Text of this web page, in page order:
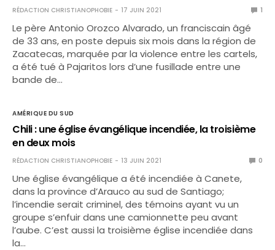
RÉDACTION CHRISTIANOPHOBIE 17 JUIN 2021 1
Le père Antonio Orozco Alvarado, un franciscain âgé
de 33 ans, en poste depuis six mois dans la région de
Zacatecas, marquée par la violence entre les cartels,
a été tué à Pajaritos lors d’une fusillade entre une
bande de…
AMÉRIQUE DU SUD
Chili : une église évangélique incendiée, la troisième
en deux mois
RÉDACTION CHRISTIANOPHOBIE 13 JUIN 2021 0
Une église évangélique a été incendiée à Canete,
dans la province d’Arauco au sud de Santiago;
l’incendie serait criminel, des témoins ayant vu un
groupe s’enfuir dans une camionnette peu avant
l’aube. C’est aussi la troisième église incendiée dans
la…